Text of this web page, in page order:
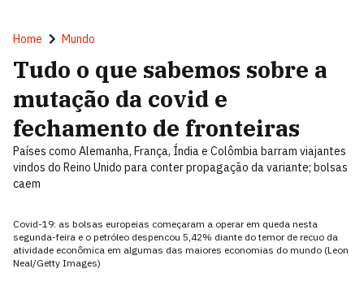
Home Mundo
Tudo o que sabemos sobre a
mutação da covid e
fechamento de fronteiras
Países como Alemanha, França, Índia e Colômbia barram viajantes
vindos do Reino Unido para conter propagação da variante; bolsas
caem
Covid-19: as bolsas europeias começaram a operar em queda nesta
segunda-feira e o petróleo despencou 5,42% diante do temor de recuo da
atividade econômica em algumas das maiores economias do mundo (Leon
Neal/Getty Images)